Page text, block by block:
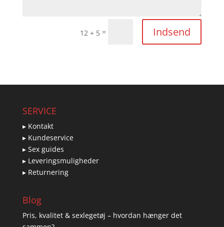
12 + 5 = Indsend
SERVICE
▸ Kontakt
▸ Kundeservice
▸ Sex guides
▸ Leveringsmuligheder
▸ Returnering
Blog
Pris, kvalitet & sexlegetøj – hvordan hænger det